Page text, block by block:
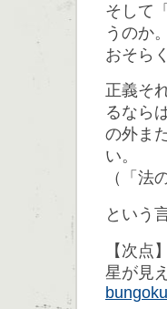
そして
うのか。
おそら
正義そ
るなら
の外ま
い。
（「法
という
【次点】
星